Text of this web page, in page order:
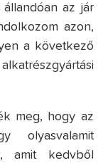
az jár
azon,
a következő
meg, hogy az
olyasvalamit
amit kedvből